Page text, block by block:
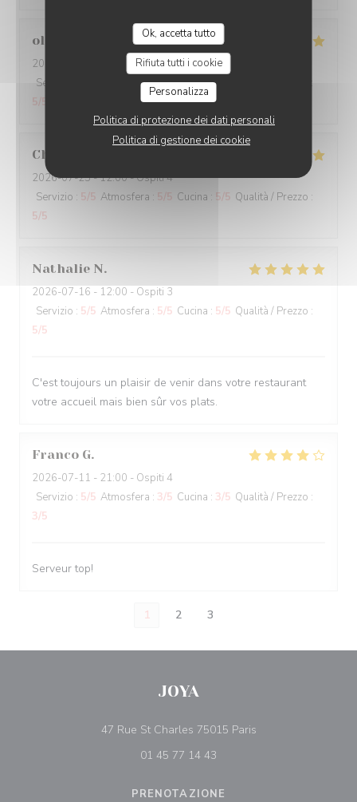
Ok, accetta tutto
Rifiuta tutti i cookie
Personalizza
Politica di protezione dei dati personali
Politica di gestione dei cookie
olivia
2026-07-25
- 20:30 - Ospiti 2
Servizio
Atmosfera:5/5 Cucina:5
5 /5
Christiane
2026-07-25- 12:00 - Ospiti 4
Servizio : 5/5 Atmosfera : 5/5 Cucina : 5/5 Qualità / Prezzo :
5/5
Nathalie N
2026-07-16 - 12:00 - Ospiti 3
Servizio : 5/5 Atmosfera : 5/5 Cucina : 5/5 Qualità / Prezzo :
5/5
C'est toujours un plaisir de venir dans votre restaurant
votre accueil mais bien sûr vos plats.
Franco G
2026-07-11 - 21:00 - Ospiti 4
Servizio : 5/5 Atmosfera : 3/5 Cucina : 3/5 Qualità / Prezzo :
3/5
Serveur top!
1 2 3
JOYA
47 Rue St Charles 75015 Paris((apre una nuova
01 45 77 14 43
PRENOTAZIONE